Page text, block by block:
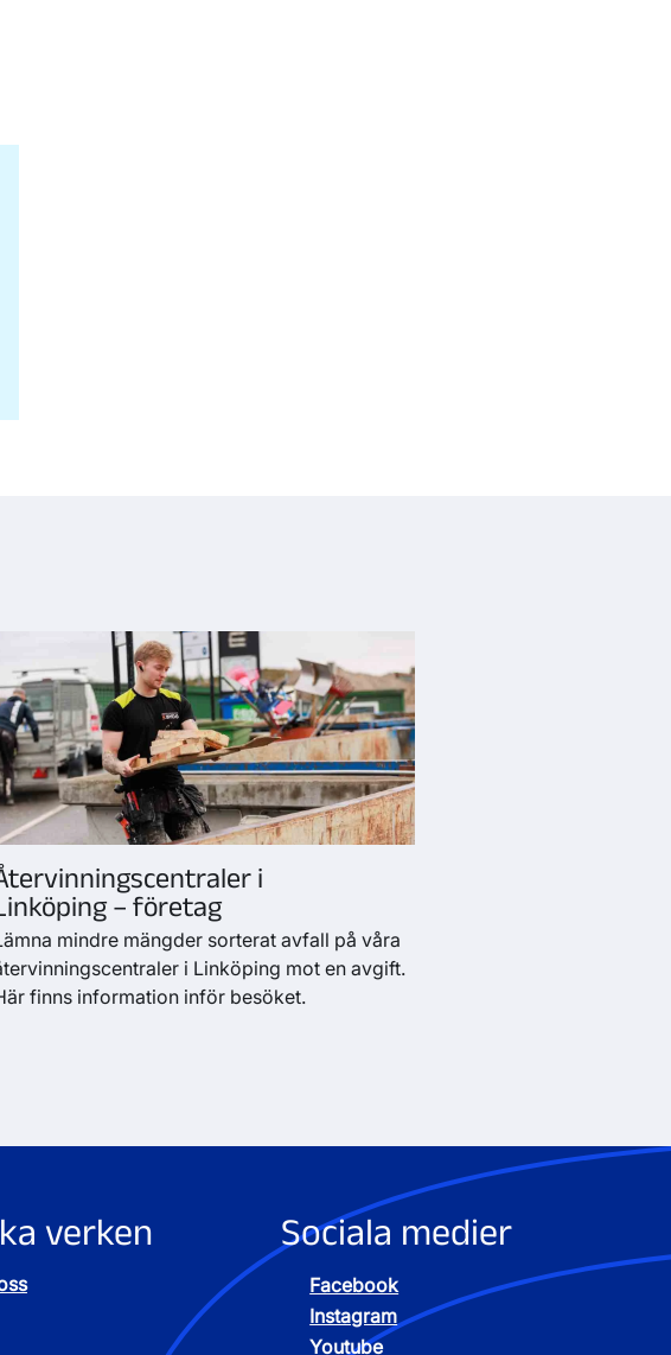
i
– företag
mindre mängder sorterat avfall på våra
i Linköping mot en avgift.
finns information inför besöket.
verken Sociala medier
Facebook
Instagram
Youtube